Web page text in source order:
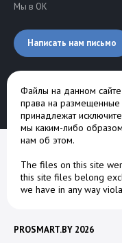
Мы в OK
Написать нам письмо
Файлы на данном
права на
принадлежат
мы каким-либо
нам об этом.
The files on this site
this site files belong
we have in any way
PROSMART.BY 2026